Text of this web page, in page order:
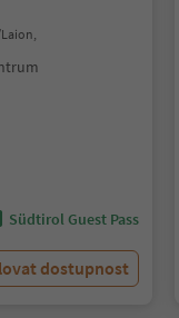
Südtirol Guest Pass
dostupnost